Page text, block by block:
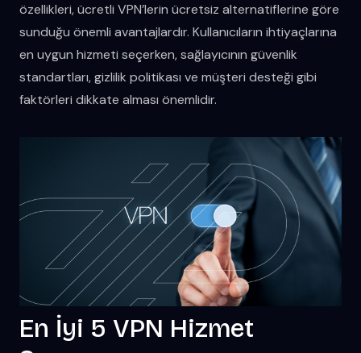
özellikleri, ücretli VPN’lerin ücretsiz alternatiflerine göre
sunduğu önemli avantajlardır. Kullanıcıların ihtiyaçlarına
en uygun hizmeti seçerken, sağlayıcının güvenlik
standartları, gizlilik politikası ve müşteri desteği gibi
faktörleri dikkate alması önemlidir.
En İyi 5 VPN Hizmet